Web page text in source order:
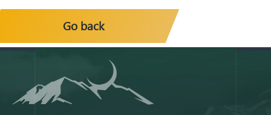
Go back